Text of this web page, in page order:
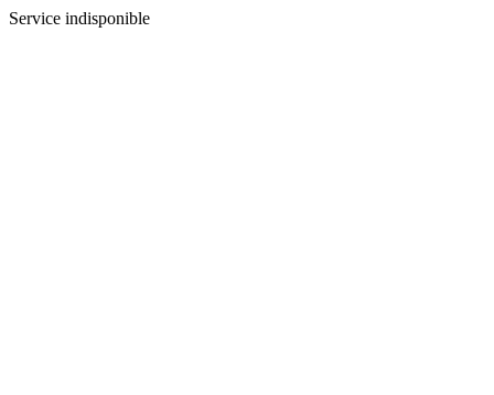
Service indisponible